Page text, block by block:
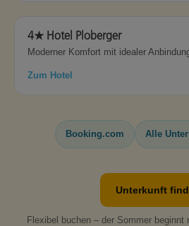
4★ Hotel Ploberger
Moderner Komfort mit idealer
Zum Hotel
Booking.com Alle
Unterkunft
Flexibel buchen – der Sommer beginnt